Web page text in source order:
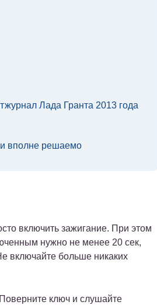
Лада Гранта 2013 года
и вполне решаемо
включить зажигание. При этом
нужно не менее 20 сек,
включайте больше никаких
ключ и слушайте